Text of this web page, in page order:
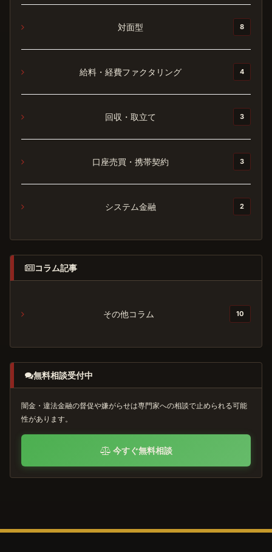
対面型 8
給料・経費ファクタリング 4
回収・取立て 3
口座売買・携帯契約 3
システム金融 2
コラム記事
その他コラム 10
無料相談受付中
闇金・違法金融の督促や嫌がらせは専門家への相談で止められる可能
性があります。
今すぐ無料相談